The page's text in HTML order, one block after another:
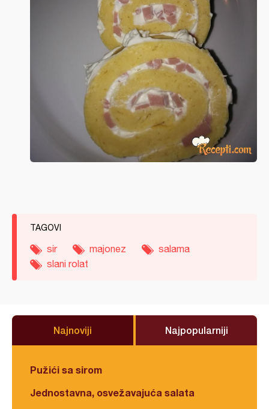
TAGOVI
sir majonez
salama
slani rolat
Najnoviji Najpopularniji
Pužići sa sirom
Jednostavna, osvežavajuća salata